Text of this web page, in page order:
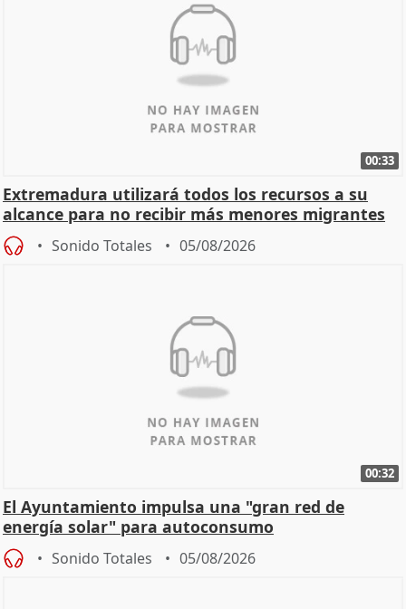
00:33
Extremadura utilizará todos los recursos a su
alcance para no recibir más menores migrantes
Sonido Totales 05/08/2026
00:32
El Ayuntamiento impulsa una "gran red de
energía solar" para autoconsumo
Sonido Totales 05/08/2026